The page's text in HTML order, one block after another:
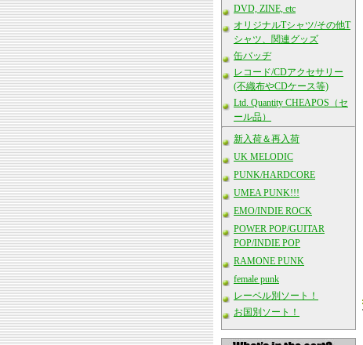
DVD, ZINE, etc
オリジナルTシャツ/その他T
シャツ、関連グッズ
缶バッヂ
レコード/CDアクセサリー
(不織布やCDケース等)
Ltd. Quantity CHEAPOS（セ
ール品）
新入荷＆再入荷
UK MELODIC
PUNK/HARDCORE
UMEA PUNK!!!
EMO/INDIE ROCK
POWER POP/GUITAR
POP/INDIE POP
RAMONE PUNK
female punk
レーベル別ソート！
お国別ソート！